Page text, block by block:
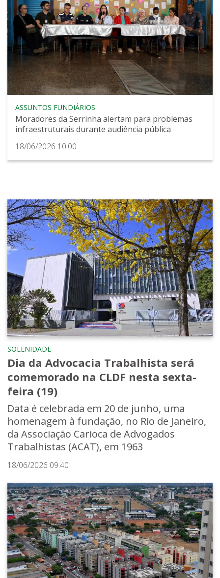
ASSUNTOS FUNDIÁRIOS
Moradores da Serrinha alertam para problemas
infraestruturais durante audiência pública
18/06/2026 10:00
SOLENIDADE
Dia da Advocacia Trabalhista será
comemorado na CLDF nesta sexta-
feira (19)
Data é celebrada em 20 de junho, uma
homenagem à fundação, no Rio de Janeiro,
da Associação Carioca de Advogados
Trabalhistas (ACAT), em 1963
18/06/2026 09:40